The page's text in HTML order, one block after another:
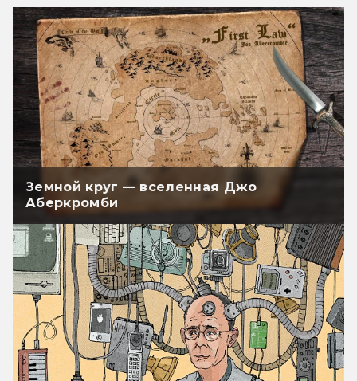
Земной круг — вселенная Джо
Аберкромби